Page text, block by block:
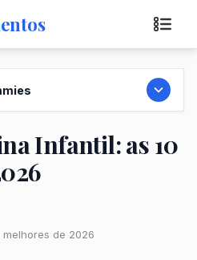
Infantil: as 10
melhores de 2026